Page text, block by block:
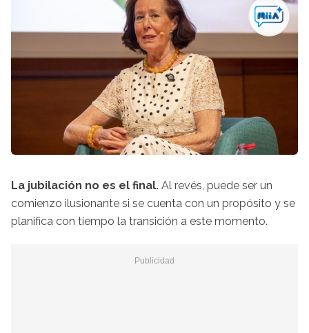
La jubilación no es el final. Al revés, puede ser un
comienzo ilusionante si se cuenta con un propósito y se
planifica con tiempo la transición a este momento.